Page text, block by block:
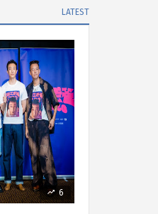
LATEST
6